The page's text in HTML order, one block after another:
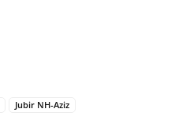
Jubir NH-Aziz